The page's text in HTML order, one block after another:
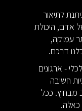
לתיאור
אדם, היכולת
עמוקה,
דרכם.
- ארגונים
חשיבה
מבחוץ. ככל
כאלה.